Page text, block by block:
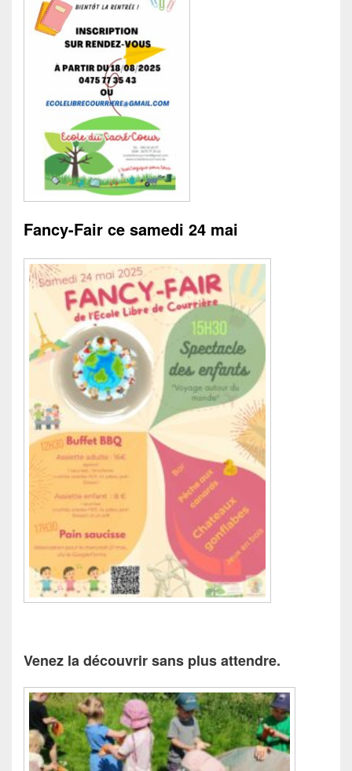
Fancy-Fair ce samedi 24 mai
Venez la découvrir sans plus attendre.